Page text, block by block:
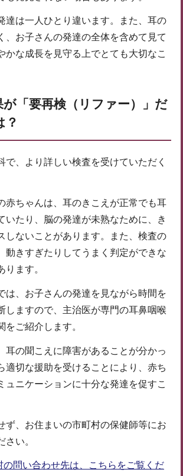
達は一人ひとり違います。また、耳の
、お子さんの発達の全体を含めて見て
かな成長を見守る上でとても大切なこ
が「要再検（リファー）」だ
？
で、より詳しい検査を受けていただく
赤ちゃんは、耳のきこえが正常でも耳
いたり、脳の発達が未熟なために、き
しないことがあります。また、検査の
動きすぎたりしてうまく判定ができな
ります。
は、お子さんの発達を見ながら時間を
しますので、主治医が専門の耳鼻咽喉
をご紹介します。
耳の聞こえに障害があることが分かっ
適切な援助を受けることにより、赤ち
ュニケーションに十分な発達を促すこ
ず、お住まいの市町村の保健師等にお
さい。
の問い合わせ先は、こちらをご覧くだ